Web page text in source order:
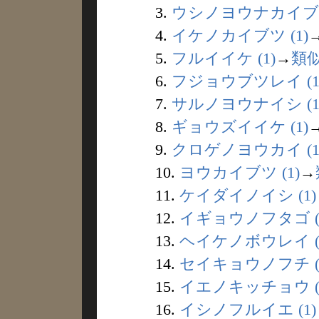
3. ウシノヨウナカイ
4. イケノカイブツ (1)
5. フルイイケ (1)→ 類
6. フジョウブツレイ
7. サルノヨウナイシ
8. ギョウズイイケ (1)
9. クロゲノヨウカイ
10. ヨウカイブツ (1)→
11. ケイダイノイシ (1)
12. イギョウノフタゴ
13. ヘイケノボウレイ
14. セイキョウノフチ
15. イエノキッチョウ
16. イシノフルイエ (1)